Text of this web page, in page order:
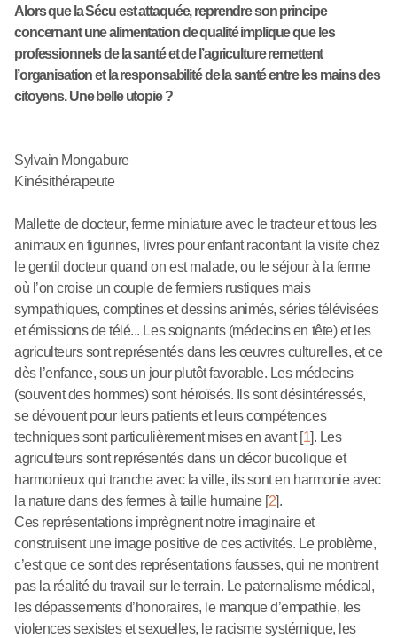
Alors que la Sécu est attaquée, reprendre son principe
concernant une alimentation de qualité implique que les
professionnels de la santé et de l’agriculture remettent
l’organisation et la responsabilité de la santé entre les mains des
citoyens. Une belle utopie ?
Sylvain Mongabure
Kinésithérapeute
Mallette de docteur, ferme miniature avec le tracteur et tous les
animaux en figurines, livres pour enfant racontant la visite chez
le gentil docteur quand on est malade, ou le séjour à la ferme
où l’on croise un couple de fermiers rustiques mais
sympathiques, comptines et dessins animés, séries télévisées
et émissions de télé... Les soignants (médecins en tête) et les
agriculteurs sont représentés dans les œuvres culturelles, et ce
dès l’enfance, sous un jour plutôt favorable. Les médecins
(souvent des hommes) sont héroïsés. Ils sont désintéressés,
se dévouent pour leurs patients et leurs compétences
techniques sont particulièrement mises en avant[1]. Les
agriculteurs sont représentés dans un décor bucolique et
harmonieux qui tranche avec la ville, ils sont en harmonie avec
la nature dans des fermes à taille humaine[2].
Ces représentations imprègnent notre imaginaire et
construisent une image positive de ces activités. Le problème,
c’est que ce sont des représentations fausses, qui ne montrent
pas la réalité du travail sur le terrain. Le paternalisme médical,
les dépassements d’honoraires, le manque d’empathie, les
violences sexistes et sexuelles, le racisme systémique, les